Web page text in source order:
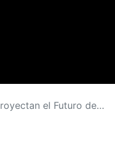
del Mercado Inmobiliario Venezolano